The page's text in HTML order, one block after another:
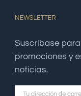
NEWSLETTER
Suscríbase
promociones y
noticias.